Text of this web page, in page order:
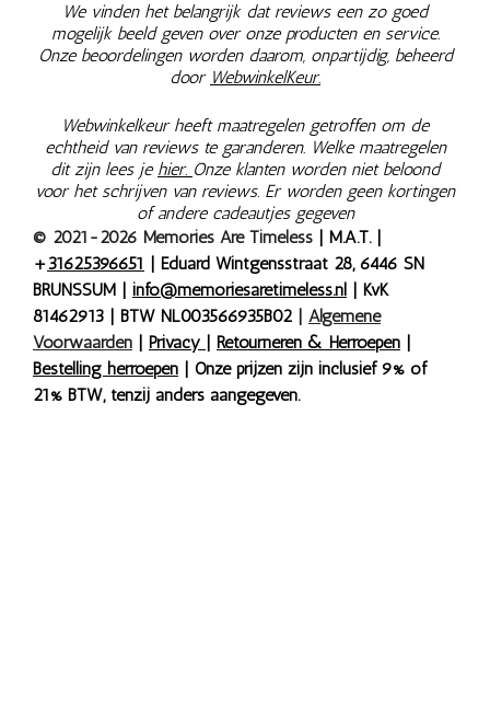
We vinden het belangrijk dat reviews een zo goed
mogelijk beeld geven over onze producten en service.
Onze beoordelingen worden daarom, onpartijdig, beheerd
door WebwinkelKeur.
Webwinkelkeur heeft maatregelen getroffen om de
echtheid van reviews te garanderen. Welke maatregelen
dit zijn lees je hier. Onze klanten worden niet beloond
voor het schrijven van reviews. Er worden geen kortingen
of andere cadeautjes gegeven
© 2021-2026 Memories Are Timeless | M.A.T. |
+31625396651
| Eduard Wintgensstraat 28, 6446 SN
BRUNSSUM | info@memoriesaretimeless.nl
| KvK
81462913 | BTW NL003566935B02
Algemene
Voorwaarden
Privacy Retourneren & Herroepen
Bestelling herroepen | Onze prijzen zijn inclusief 9% of
21% BTW, tenzij anders aangegeven.